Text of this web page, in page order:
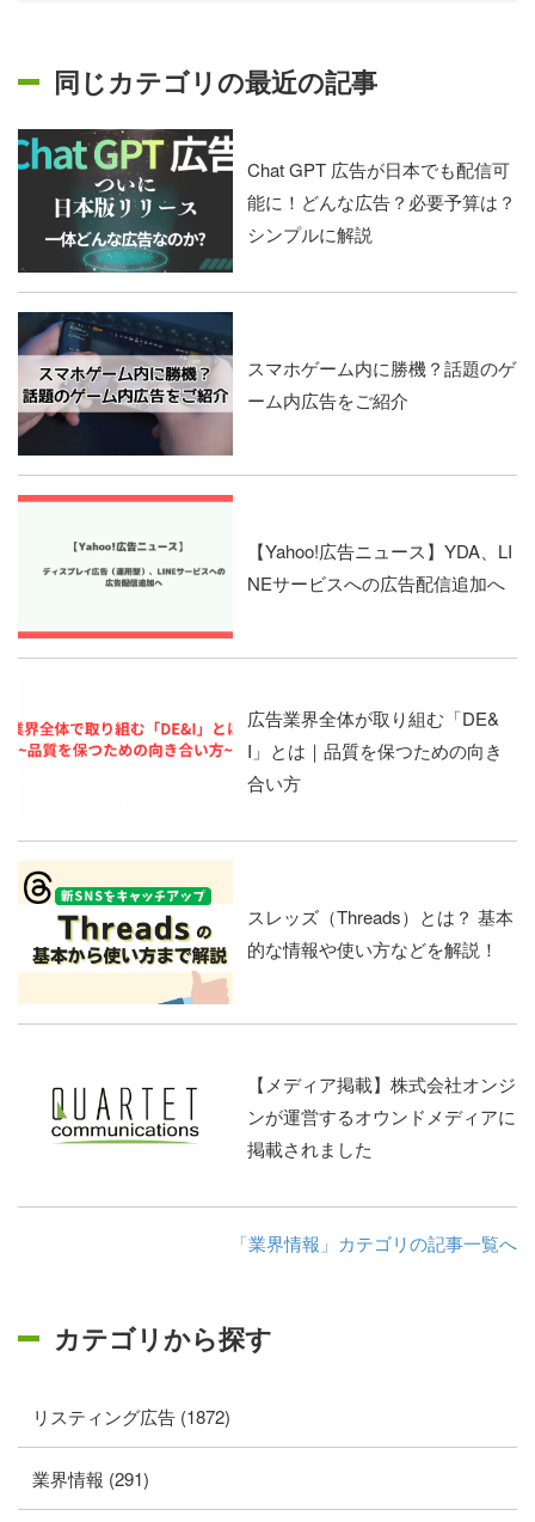
同じカテゴリの最近の記事
Chat GPT 広告が日本でも配信可
能に！どんな広告？必要予算は？
シンプルに解説
スマホゲーム内に勝機？話題のゲ
ーム内広告をご紹介
【Yahoo!広告ニュース】YDA、LI
NEサービスへの広告配信追加へ
広告業界全体が取り組む「DE&
I」とは｜品質を保つための向き
合い方
スレッズ（Threads）とは？ 基本
的な情報や使い方などを解説！
【メディア掲載】株式会社オンジ
ンが運営するオウンドメディアに
掲載されました
「業界情報」カテゴリの記事一覧へ
カテゴリから探す
リスティング広告 (1872)
業界情報 (291)